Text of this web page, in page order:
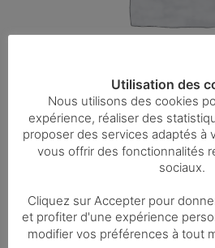
AJOUTER AU
1
€5,00
Utilisation des
Nous utilisons des cookies
expérience, réaliser des
proposer des services adaptés à
vous offrir des fonctionnalités
sociaux.
Cliquez sur Accepter pour
et profiter d'une expérience
modifier vos préférences à tout